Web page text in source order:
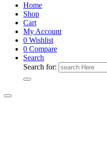
Home
Shop
Cart
My Account
0 Wishlist
0 Compare
Search
Search for: